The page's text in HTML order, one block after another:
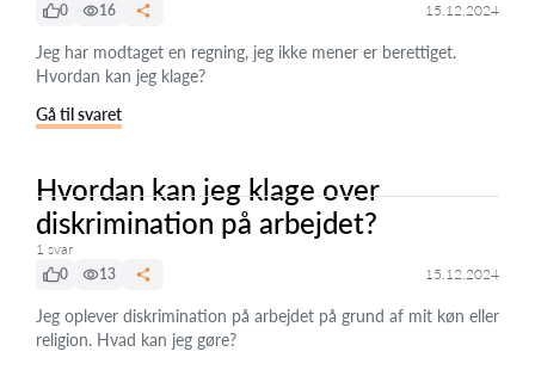
0
16 15.12.2024
Jeg har modtaget en regning, jeg ikke mener er berettiget.
Hvordan kan jeg klage?
Gå til svaret
Hvordan kan jeg klage over
diskrimination på arbejdet?
1 svar
0
13 15.12.2024
Jeg oplever diskrimination på arbejdet på grund af mit køn eller
religion. Hvad kan jeg gøre?